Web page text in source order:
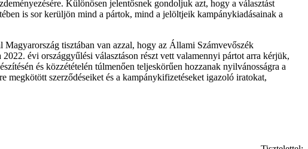
Különösen jelentősnek gondoljuk azt, hogy a választást
is sor kerüljön mind a pártok, mind a jelöltjeik kampánykiadásainak a
tisztában van azzal, hogy az Állami Számvevőszék
évi országgyűlési választáson részt vett valamennyi pártot arra kérjük,
és közzétételén túlmenően teljeskörűen hozzanak nyilvánosságra a
megkötött szerződéseiket és a kampánykifizetéseket igazoló iratokat,